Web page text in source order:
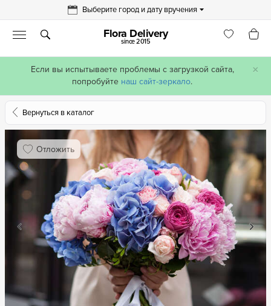
×
Если вы испытываете проблемы с загрузкой сайта,
попробуйте наш сайт-зеркало.
Выберите город и дату вручения
Flora Delivery
since 2015
Вернуться в каталог
Отложить